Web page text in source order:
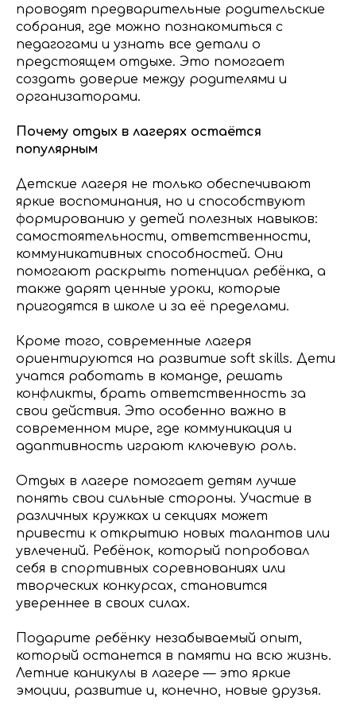
проводят предварительные родительские
собрания, где можно познакомиться с
педагогами и узнать все детали о
предстоящем отдыхе. Это помогает
создать доверие между родителями и
организаторами.
Почему отдых в лагерях остаётся
популярным
Детские лагеря не только обеспечивают
яркие воспоминания, но и способствуют
формированию у детей полезных навыков:
самостоятельности, ответственности,
коммуникативных способностей. Они
помогают раскрыть потенциал ребёнка, а
также дарят ценные уроки, которые
пригодятся в школе и за её пределами.
Кроме того, современные лагеря
ориентируются на развитие soft skills. Дети
учатся работать в команде, решать
конфликты, брать ответственность за
свои действия. Это особенно важно в
современном мире, где коммуникация и
адаптивность играют ключевую роль.
Отдых в лагере помогает детям лучше
понять свои сильные стороны. Участие в
различных кружках и секциях может
привести к открытию новых талантов или
увлечений. Ребёнок, который попробовал
себя в спортивных соревнованиях или
творческих конкурсах, становится
увереннее в своих силах.
Подарите ребёнку незабываемый опыт,
который останется в памяти на всю жизнь.
Летние каникулы в лагере — это яркие
эмоции, развитие и, конечно, новые друзья.